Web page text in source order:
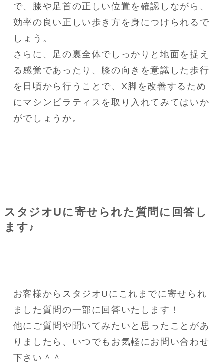
で、膝や足首の正しい位置を確認しながら、
効率の良い正しい歩き方を身につけられるで
しょう。
さらに、足の裏全体でしっかりと地面を捉え
る感覚であったり、膝の向きを意識した歩行
を日頃から行うことで、X脚を改善するため
にマシンピラティスを取り入れてみてはいか
がでしょうか。
スタジオUに寄せられた質問に回答し
ます♪
お客様からスタジオUにこれまでに寄せられ
ました質問の一部に回答いたします！
他にご質問や聞いてみたいと思ったことがあ
りましたら、いつでもお気軽にお問い合わせ
下さい＾＾